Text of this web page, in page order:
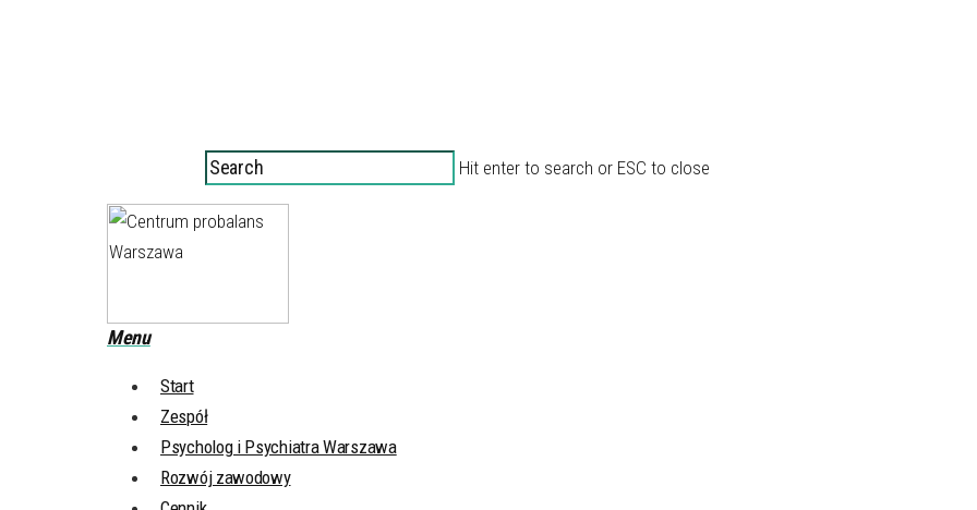
Hit enter to search or ESC to close
Menu
Start
Zespół
Psycholog i Psychiatra Warszawa
Rozwój zawodowy